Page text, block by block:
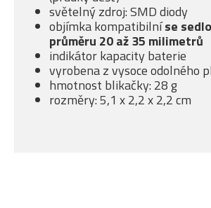
světelný zdroj: SMD diody
objímka kompatibilníse
průměru 20 až 35 milimetrů
indikátor kapacity baterie
vyrobena z vysoce odolného
hmotnost blikačky: 28 g
rozměry: 5,1 x 2,2 x 2,2 cm